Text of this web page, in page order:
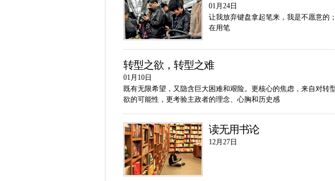
01月24日
让我放弃键盘拿起笔来，我是不愿意的
在用笔
转型之欲，转型之难
01月10日
既有无限希望，又隐含巨大困难和艰险。更核心的焦虑，来自对转
欲的可能性，更考验主政者的理念、心胸和历史感
读无用书论
12月27日